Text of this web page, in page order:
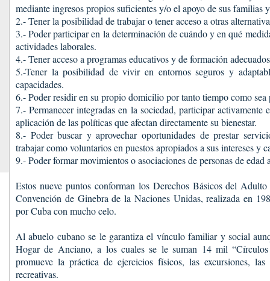
mediante ingresos propios suficientes y/o el apoyo de sus familias
2.- Tener la posibilidad de trabajar o tener acceso a otras
3.- Poder participar en la determinación de cuándo y en qué
actividades laborales.
4.- Tener acceso a programas educativos y de formación
5.-Tener la posibilidad de vivir en entornos seguros y
capacidades.
6.- Poder residir en su propio domicilio por tanto tiempo como sea
7.- Permanecer integradas en la sociedad, participar
aplicación de las políticas que afectan directamente su bienestar.
8.- Poder buscar y aprovechar oportunidades de prestar
trabajar como voluntarios en puestos apropiados a sus intereses y
9.- Poder formar movimientos o asociaciones de personas de edad
Estos nueve puntos conforman los Derechos Básicos del
Convención de Ginebra de la Naciones Unidas, realizada en
por Cuba con mucho celo.
Al abuelo cubano se le garantiza el vínculo familiar y social
Hogar de Anciano, a los cuales se le suman 14 mil
promueve la práctica de ejercicios físicos, las excursiones,
recreativas.